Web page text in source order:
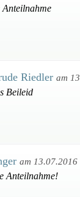
Riedler am
Beileid
am 13.07.2016
Anteilnahme!